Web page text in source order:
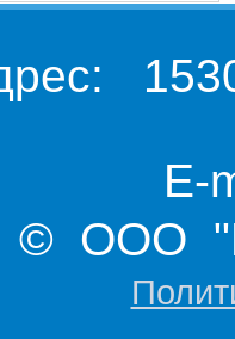
E-
© ООО